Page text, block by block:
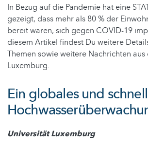
In Bezug auf die Pandemie hat eine
gezeigt, dass mehr als 80 % der
bereit wären, sich gegen COVID-19
diesem Artikel findest Du weitere
Themen sowie weitere Nachrichten aus
Luxemburg.
Ein globales und
Universität Luxemburg